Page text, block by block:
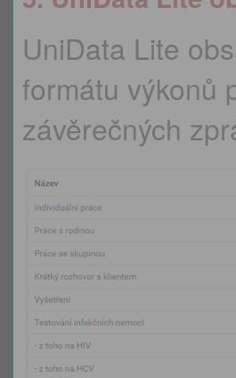
UniData Lite
formátu výkonů
závěrečných